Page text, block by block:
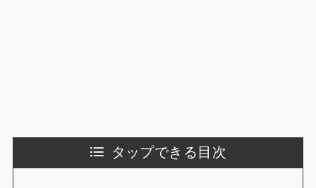
タップできる目次